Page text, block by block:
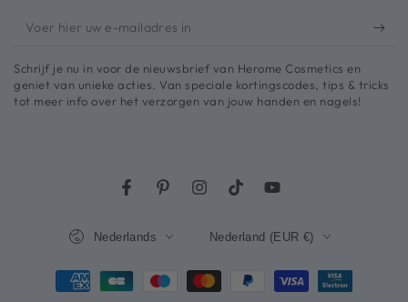
Voer
uw
e-
Schrijf je nu in voor de nieuwsbrief van Herome Cosmetics en
geniet van unieke acties. Van speciale kortingscodes, tips & tricks
tot meer info over het verzorgen van jouw handen en nagels!
FacebookPinterestInstagramTikTokYouTube
Nederlands Nederland (EUR €)
Betaalmethodes